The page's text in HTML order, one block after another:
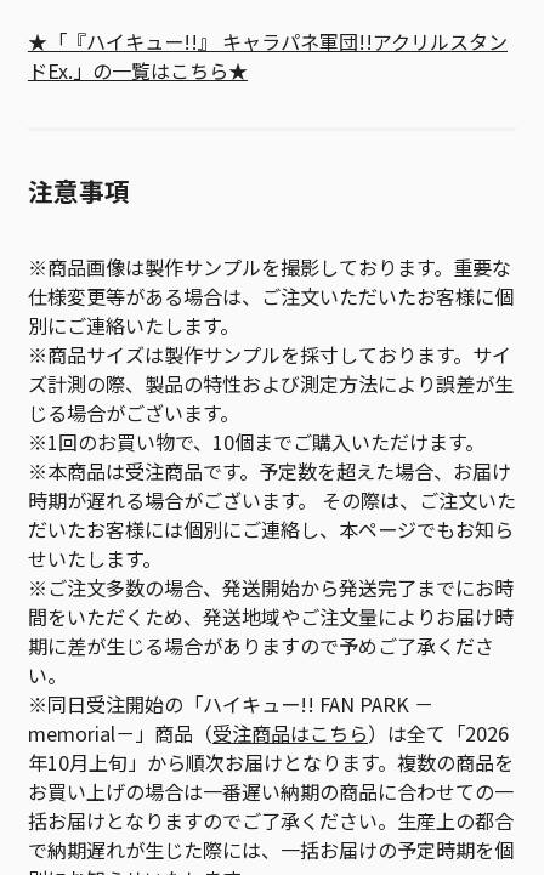
★「『ハイキュー!!』 キャラパネ軍団!!アクリルスタン
ドEx.」の一覧はこちら★
注意事項
※商品画像は製作サンプルを撮影しております。重要な
仕様変更等がある場合は、ご注文いただいたお客様に個
別にご連絡いたします。
※商品サイズは製作サンプルを採寸しております。サイ
ズ計測の際、製品の特性および測定方法により誤差が生
じる場合がございます。
※1回のお買い物で、10個までご購入いただけます。
※本商品は受注商品です。予定数を超えた場合、お届け
時期が遅れる場合がございます。 その際は、ご注文いた
だいたお客様には個別にご連絡し、本ページでもお知ら
せいたします。
※ご注文多数の場合、発送開始から発送完了までにお時
間をいただくため、発送地域やご注文量によりお届け時
期に差が生じる場合がありますので予めご了承くださ
い。
※同日受注開始の「ハイキュー!! FAN PARK －
memorial－」商品（受注商品はこちら）は全て「2026
年10月上旬」から順次お届けとなります。複数の商品を
お買い上げの場合は一番遅い納期の商品に合わせての一
括お届けとなりますのでご了承ください。生産上の都合
で納期遅れが生じた際には、一括お届けの予定時期を個